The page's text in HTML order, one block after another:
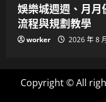
娛樂城週週、月
流程與規劃教學
worker 2026 年 8
Copyright © All